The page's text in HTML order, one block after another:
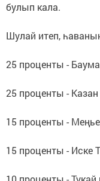
булып кала.
Шулай итеп,
25 проценты -
25 проценты -
15 проценты -
15 проценты - Иске